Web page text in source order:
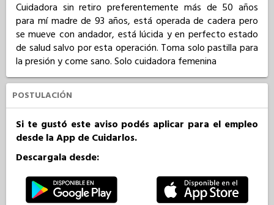
Cuidadora sin retiro preferentemente más de 50 años
para mí madre de 93 años, está operada de cadera pero
se mueve con andador, está lúcida y en perfecto estado
de salud salvo por esta operación. Toma solo pastilla para
la presión y come sano. Solo cuidadora femenina
POSTULACIÓN
Si te gustó este aviso podés aplicar para el empleo
desde la App de Cuidarlos.
Descargala desde: